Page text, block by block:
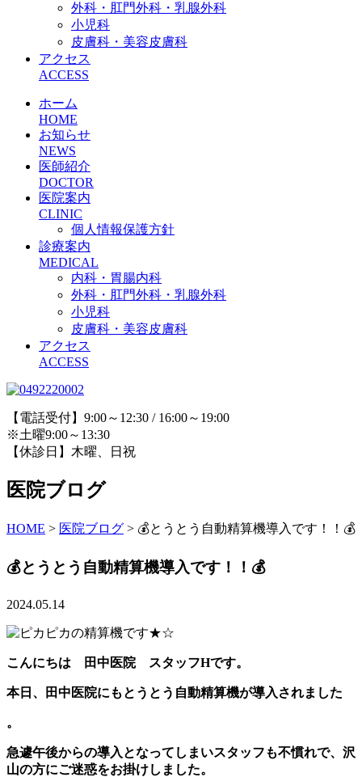
外科・肛門外科・乳腺外科
小児科
皮膚科・美容皮膚科
アクセス
ACCESS
ホーム
HOME
お知らせ
NEWS
医師紹介
DOCTOR
医院案内
CLINIC
個人情報保護方針
診療案内
MEDICAL
内科・胃腸内科
外科・肛門外科・乳腺外科
小児科
皮膚科・美容皮膚科
アクセス
ACCESS
【電話受付】9:00～12:30 / 16:00～19:00
※土曜9:00～13:30
【休診日】木曜、日祝
医院ブログ
HOME > 医院ブログ > 💰とうとう自動精算機導入です！！💰
💰とうとう自動精算機導入です！！💰
2024.05.14
こんにちは 田中医院 スタッフHです。
本日、田中医院にもとうとう自動精算機が導入されました
。
急遽午後からの導入となってしまいスタッフも不慣れで、沢
山の方にご迷惑をお掛けしました。